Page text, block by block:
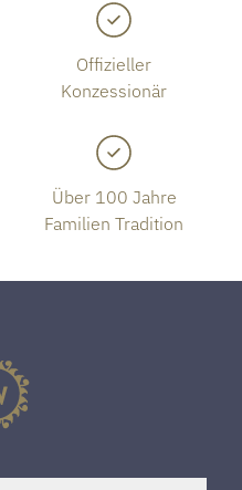
Offizieller
Konzessionär
Über 100 Jahre
Familien Tradition